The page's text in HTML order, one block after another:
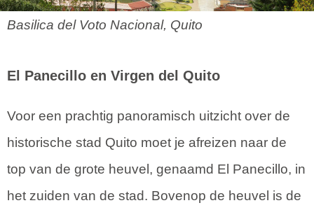
Basilica del Voto Nacional, Quito
El Panecillo en Virgen del Quito
Voor een prachtig panoramisch uitzicht over de
historische stad Quito moet je afreizen naar de
top van de grote heuvel, genaamd El Panecillo, in
het zuiden van de stad. Bovenop de heuvel is de